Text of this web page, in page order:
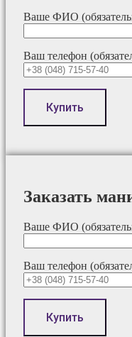
Ваше ФИО
Ваш телефон
Заказать
Ваше ФИО
Ваш телефон